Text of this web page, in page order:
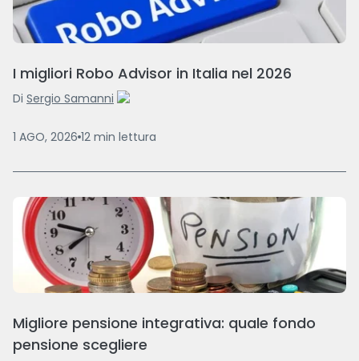
I migliori Robo Advisor in Italia nel 2026
Di Sergio Samanni
1 AGO, 2026 12 min lettura
Migliore pensione integrativa: quale fondo
pensione scegliere